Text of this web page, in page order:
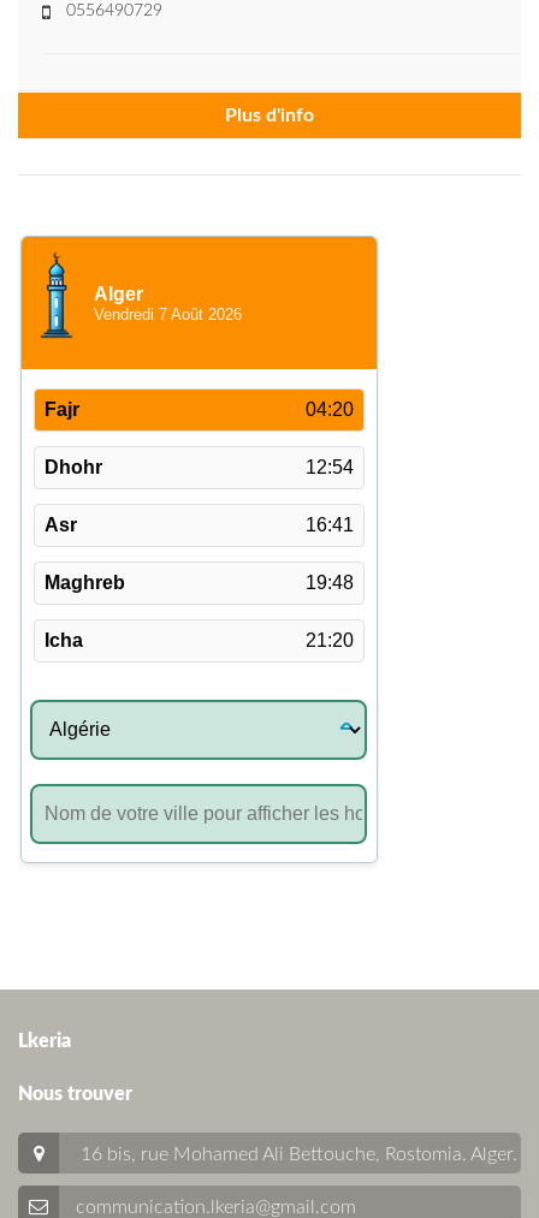
0556490729
Plus d'info
Lkeria
Nous trouver
16 bis, rue Mohamed Ali Bettouche, Rostomia. Alger.
communication.lkeria@gmail.com